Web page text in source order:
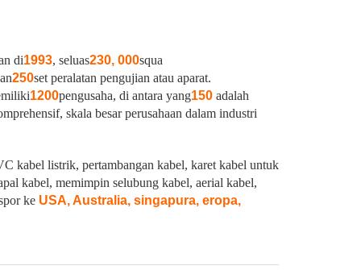
di1993, seluas230, 000squa
250set peralatan pengujian atau aparat.
1200pengusaha, di antara yang150 adalah
skala besar perusahaan dalam industri
kabel listrik, pertambangan kabel, karet kabel untuk
kabel, memimpin selubung kabel, aerial kabel,
ke USA, Australia, singapura, eropa,